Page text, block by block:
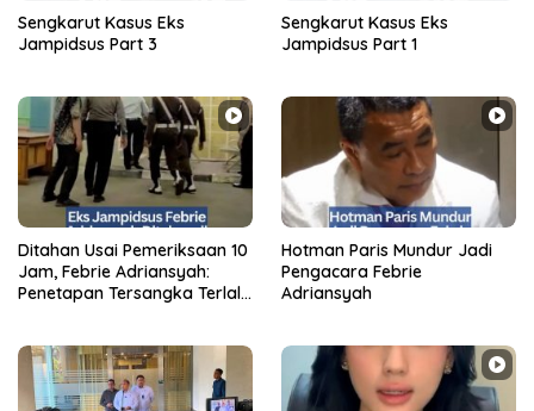
Sengkarut Kasus Eks
Jampidsus Part 3
Sengkarut Kasus Eks
Jampidsus Part 1
Ditahan Usai Pemeriksaan 10
Jam, Febrie Adriansyah:
Penetapan Tersangka Terlalu
Hotman Paris Mundur Jadi
Pengacara Febrie
Adriansyah